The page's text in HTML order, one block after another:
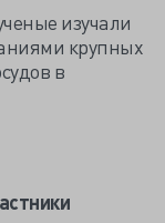
изучали
крупных
в